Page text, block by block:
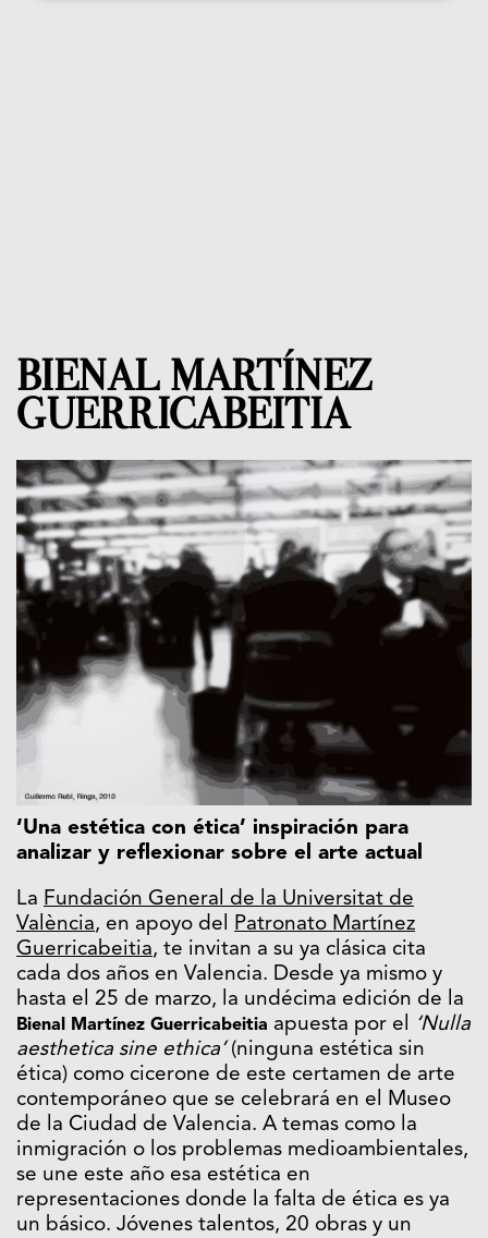
BIENAL MARTÍNEZ
GUERRICABEITIA
‘Una estética con ética’ inspiración para
analizar y reflexionar sobre el arte actual
La Fundación General de la Universitat de
València, en apoyo del Patronato Martínez
Guerricabeitia, te invitan a su ya clásica cita
cada dos años en Valencia. Desde ya mismo y
hasta el 25 de marzo, la undécima edición de la
Bienal Martínez Guerricabeitia apuesta por el ‘Nulla
aesthetica sine ethica’(ninguna estética sin
ética) como cicerone de este certamen de arte
contemporáneo que se celebrará en el Museo
de la Ciudad de Valencia. A temas como la
inmigración o los problemas medioambientales,
se une este año esa estética en
representaciones donde la falta de ética es ya
un básico. Jóvenes talentos, 20 obras y un